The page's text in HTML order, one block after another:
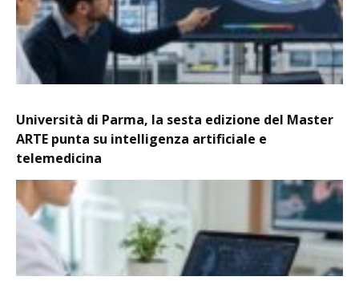
Università di Parma, la sesta edizione del Master
ARTE punta su intelligenza artificiale e
telemedicina